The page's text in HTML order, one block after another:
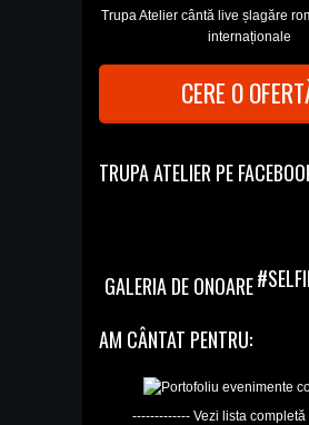
Trupa Atelier cântă live șlagăre
internaționale
CERE O
TRUPA ATELIER PE
GALERIA DE ONOARE
AM CÂNTAT PENTRU:
------------- Vezi lista completă